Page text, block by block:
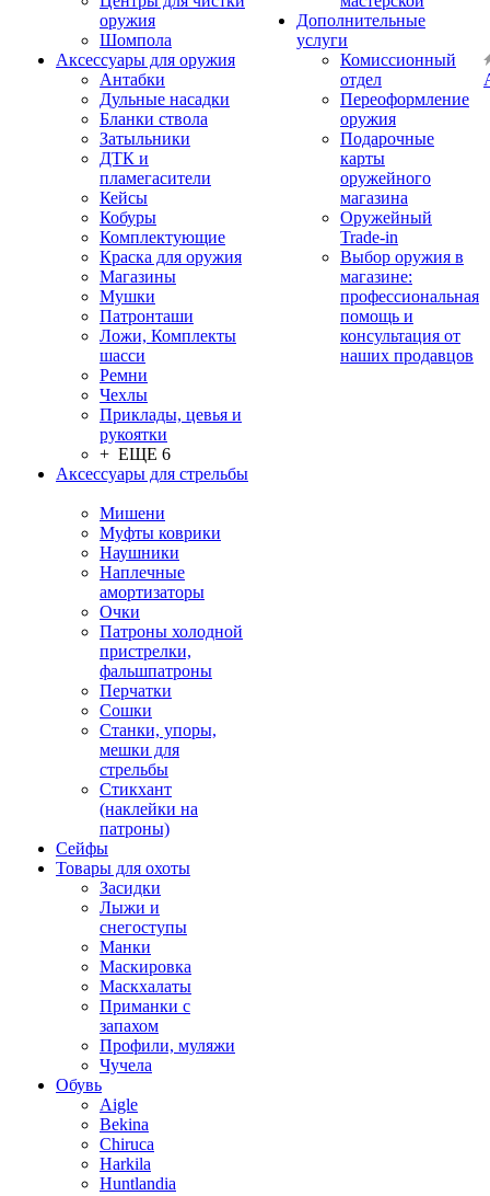
оружия
Шомпола
Аксессуары для оружия
Антабки
Дульные насадки
Бланки ствола
Затыльники
ДТК и
пламегасители
Кейсы
Кобуры
Комплектующие
Краска для оружия
Магазины
Мушки
Патронташи
Ложи, Комплекты
шасси
Ремни
Чехлы
Приклады, цевья и
рукоятки
+ ЕЩЕ 6
Аксессуары для стрельбы
Мишени
Муфты коврики
Наушники
Наплечные
амортизаторы
Очки
Патроны холодной
пристрелки,
фальшпатроны
Перчатки
Сошки
Станки, упоры,
мешки для
стрельбы
Стикхант
(наклейки на
патроны)
Сейфы
Товары для охоты
Засидки
Лыжи и
снегоступы
Манки
Маскировка
Маскхалаты
Приманки с
запахом
Профили, муляжи
Чучела
Обувь
Aigle
Bekina
Chiruсa
Harkila
Huntlandia
Дополнительные
услуги
Комиссионный
отдел
Переоформление
оружия
Подарочные
карты
оружейного
магазина
Оружейный
Trade-in
Выбор оружия в
магазине:
профессиональная
помощь и
консультация от
наших продавцов